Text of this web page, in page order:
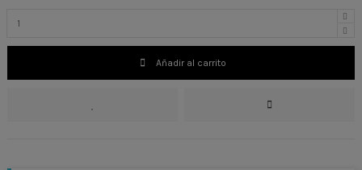
Añadir al carrito